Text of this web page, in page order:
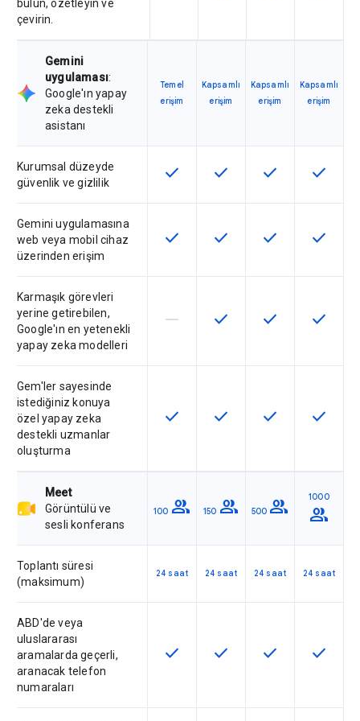
bulun, özetleyin ve
çevirin.
Gemini
uygulaması:
Google'ın yapay
zeka destekli
asistanı
Temel
erişim
Kapsamlı
erişim
Kapsamlı
erişim
Kapsamlı
erişim
Kurumsal düzeyde
güvenlik ve gizlilik
Bu özellik SKU'da kullanılabilir
check Bu özellik SKU'da
check Bu özellik
check Bu
check
Gemini uygulamasına
web veya mobil cihaz
üzerinden erişim
Bu özellik SKU'da kullanılabilir
check Bu özellik SKU'da
check Bu özellik
check Bu
check
Karmaşık görevleri
yerine getirebilen,
Google'ın en yetenekli
yapay zeka modelleri
Bu özellik söz konusu SKU
horizontal_rule Bu özellik SKU'da
check Bu özellik
check Bu
check
Gem'ler sayesinde
istediğiniz konuya
özel yapay zeka
destekli uzmanlar
oluşturma
Bu özellik SKU'da kullanılabilir
check Bu özellik SKU'da
check Bu özellik
check Bu
check
Meet
Görüntülü ve
sesli konferans
100 group 150 group 500 group 1000
group
Toplantı süresi
(maksimum)
24 saat 24 saat 24 saat 24 saat
ABD'de veya
uluslararası
aramalarda geçerli,
aranacak telefon
numaraları
Bu özellik SKU'da kullanılabilir
check Bu özellik SKU'da
check Bu özellik
check Bu
check